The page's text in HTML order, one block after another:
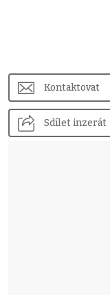
Kontaktovat
Sdílet inzerát